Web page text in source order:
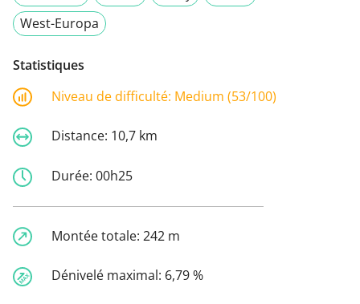
West-Europa
Statistiques
Niveau de difficulté: Medium (53/100)
Distance: 10,7 km
Durée: 00h25
Montée totale: 242 m
Dénivelé maximal: 6,79 %